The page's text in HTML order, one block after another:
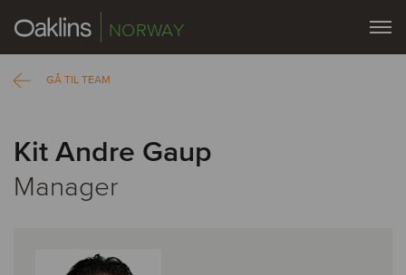
NORWAY
GÅ TIL TEAM
Kit Andre Gaup
Manager